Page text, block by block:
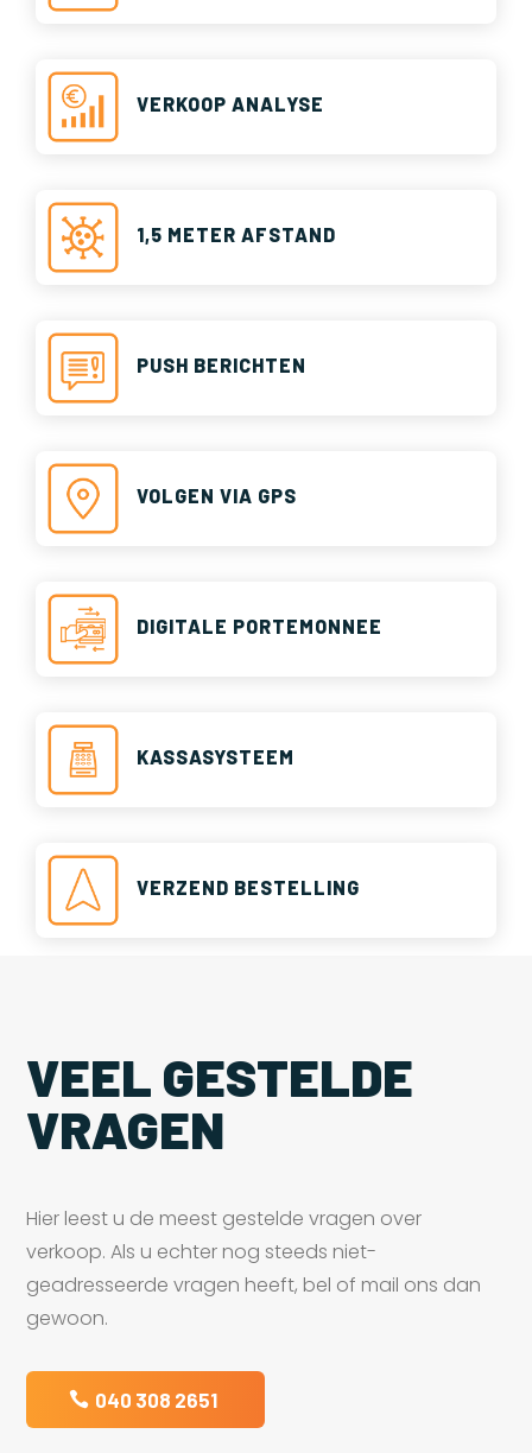
VERKOOP ANALYSE
1,5 METER AFSTAND
PUSH BERICHTEN
VOLGEN VIA GPS
DIGITALE PORTEMONNEE
KASSASYSTEEM
VERZEND BESTELLING
VEEL GESTELDE
VRAGEN
Hier leest u de meest gestelde vragen over
verkoop. Als u echter nog steeds niet-
geadresseerde vragen heeft, bel of mail ons dan
gewoon.
040 308 2651